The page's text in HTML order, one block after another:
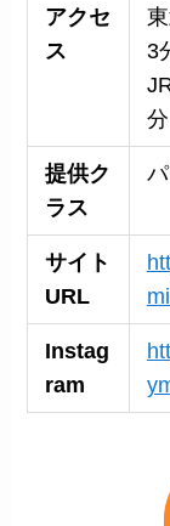
アクセ
ス
3
分
提供ク
ラス
サイト
URL
Instag
ram